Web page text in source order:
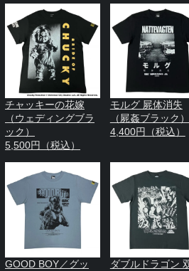
チャッキーの花嫁
（ウェディングブラ
ック）
5,500円（税込）
モルグ 屍体消失
（屍姦ブラック）
4,400円（税込）
GOOD BOY／グッ
ダブルドラゴン